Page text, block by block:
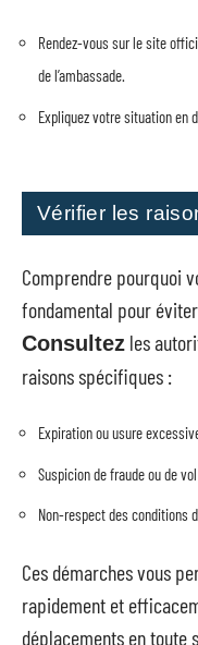
Rendez-vous sur le site
de l’ambassade.
Expliquez votre situation en
Vérifier les
Comprendre pourquoi
fondamental pour
Consultez les
raisons spécifiques :
Expiration ou usure
Suspicion de fraude ou de vol
Non-respect des conditions
Ces démarches vous
rapidement et
déplacements en toute